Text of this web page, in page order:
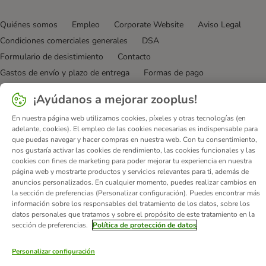
Quiénes somos Empleo Corporate Website
Aviso Legal
Condiciones comerciales generales
DSA
Formulario de desistimiento
Contacto
Gastos de envío y plazo de entrega
Formas de pago
Programa de afiliación
Declaración de accesibilidad
© zooplus SE 2026
¡Ayúdanos a mejorar zooplus!
En nuestra página web utilizamos cookies, píxeles y otras tecnologías (en
adelante, cookies). El empleo de las cookies necesarias es indispensable para
que puedas navegar y hacer compras en nuestra web. Con tu consentimiento,
nos gustaría activar las cookies de rendimiento, las cookies funcionales y las
cookies con fines de marketing para poder mejorar tu experiencia en nuestra
página web y mostrarte productos y servicios relevantes para ti, además de
anuncios personalizados. En cualquier momento, puedes realizar cambios en
la sección de preferencias (Personalizar configuración). Puedes encontrar más
información sobre los responsables del tratamiento de los datos, sobre los
datos personales que tratamos y sobre el propósito de este tratamiento en la
sección de preferencias.
Política de protección de datos
Personalizar configuración